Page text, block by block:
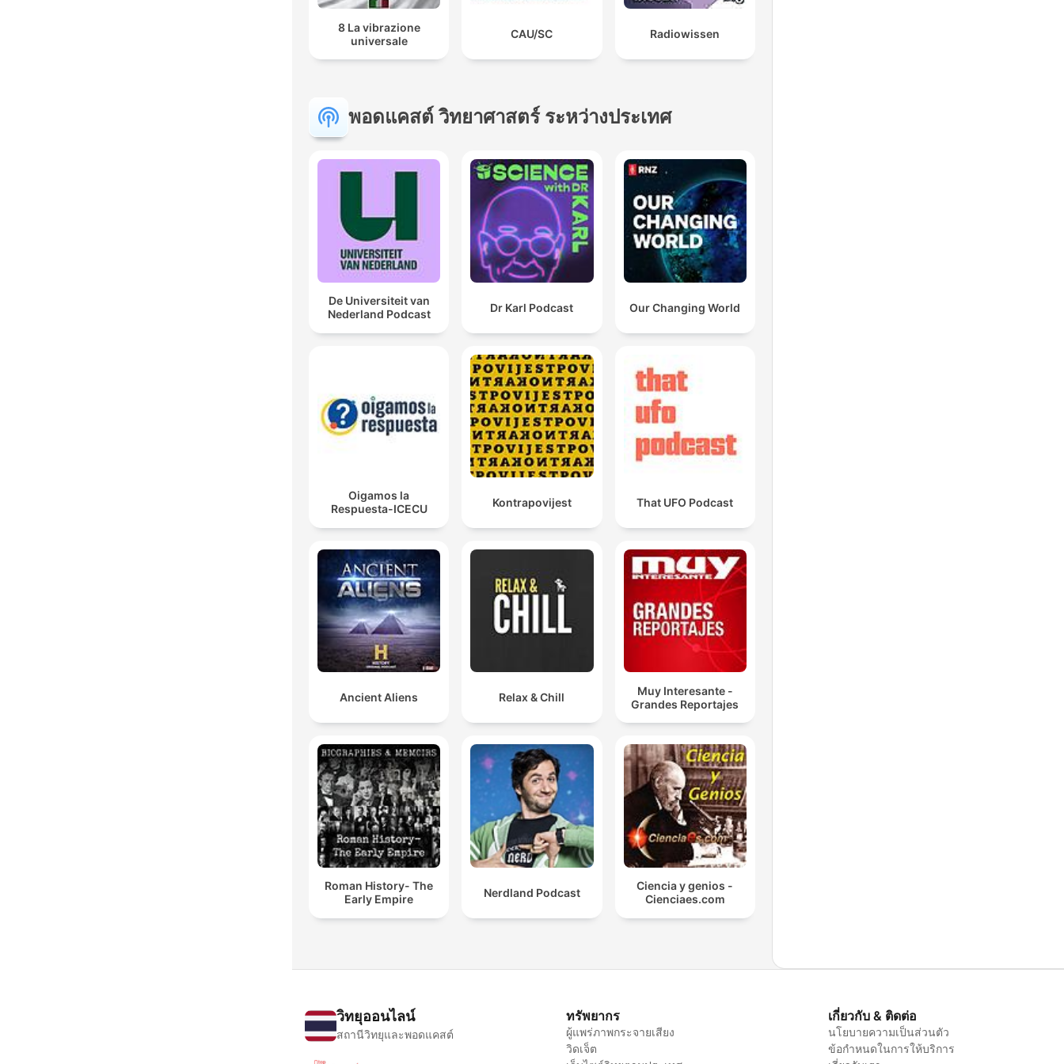
8 La vibrazione
universale
CAU/SC Radiowissen
พอดแคสต์ วิทยาศาสตร์ ระหว่างประเทศ
De Universiteit van
Nederland Podcast
Dr Karl Podcast Our Changing World
Oigamos la
Respuesta-ICECU
Kontrapovijest That UFO Podcast
Ancient Aliens Relax & Chill
Muy Interesante -
Grandes Reportajes
Roman History- The
Early Empire
Nerdland Podcast
Ciencia y genios -
Cienciaes.com
วิทยุออนไลน์
สถานีวิทยุและพอดแคสต์
ทรัพยากร
ผู้แพร่ภาพกระจายเสียง
วิดเจ็ต
เกี่ยวกับ & ติดต่อ
นโยบายความเป็นส่วนตัว
ข้อกำหนดในการให้บริการ